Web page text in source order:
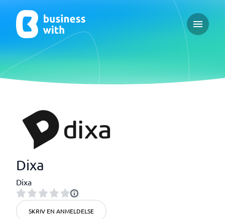
Open
Dixa
Dixa
SKRIV EN ANMELDELSE